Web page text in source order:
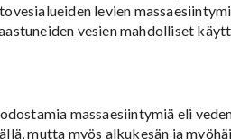
levien
vesien mahdolliset
massaesiintymiä eli
mutta myös alkukesän ja